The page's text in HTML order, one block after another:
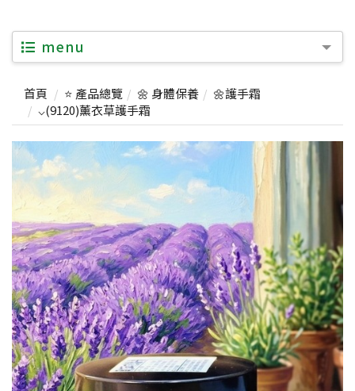
menu
首頁 ⭐ 產品總覽 🌼 身體保養
🌼護手霜
⌵(9120)薰衣草護手霜